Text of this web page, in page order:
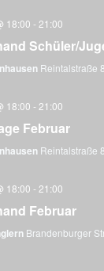
18:00 - 21:00
Schüler/
Reintalstraße
18:00 - 21:00
Februar
Reintalstraße
18:00 - 21:00
Februar
Brandenburger